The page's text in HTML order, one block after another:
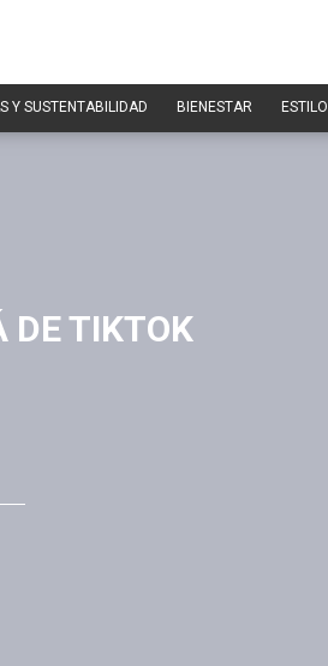
Y SUSTENTABILIDAD BIENESTAR ESTILO
DE TIKTOK